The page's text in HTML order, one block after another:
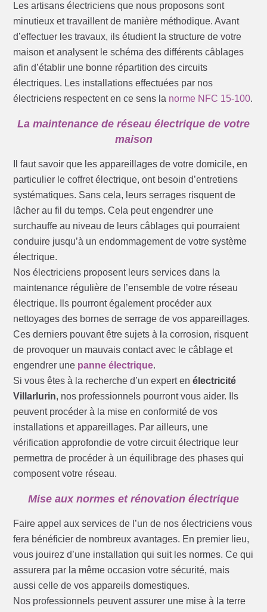
Les artisans électriciens que nous proposons sont
minutieux et travaillent de manière méthodique. Avant
d’effectuer les travaux, ils étudient la structure de votre
maison et analysent le schéma des différents câblages
afin d’établir une bonne répartition des circuits
électriques. Les installations effectuées par nos
électriciens respectent en ce sens la norme NFC 15-100.
La maintenance de réseau électrique de votre
maison
Il faut savoir que les appareillages de votre domicile, en
particulier le coffret électrique, ont besoin d’entretiens
systématiques. Sans cela, leurs serrages risquent de
lâcher au fil du temps. Cela peut engendrer une
surchauffe au niveau de leurs câblages qui pourraient
conduire jusqu’à un endommagement de votre système
électrique.
Nos électriciens proposent leurs services dans la
maintenance régulière de l’ensemble de votre réseau
électrique. Ils pourront également procéder aux
nettoyages des bornes de serrage de vos appareillages.
Ces derniers pouvant être sujets à la corrosion, risquent
de provoquer un mauvais contact avec le câblage et
engendrer une panne électrique.
Si vous êtes à la recherche d’un expert enélectricité
Villarlurin, nos professionnels pourront vous aider. Ils
peuvent procéder à la mise en conformité de vos
installations et appareillages. Par ailleurs, une
vérification approfondie de votre circuit électrique leur
permettra de procéder à un équilibrage des phases qui
composent votre réseau.
Mise aux normes et rénovation électrique
Faire appel aux services de l’un de nos électriciens vous
fera bénéficier de nombreux avantages. En premier lieu,
vous jouirez d’une installation qui suit les normes. Ce qui
assurera par la même occasion votre sécurité, mais
aussi celle de vos appareils domestiques.
Nos professionnels peuvent assurer une mise à la terre